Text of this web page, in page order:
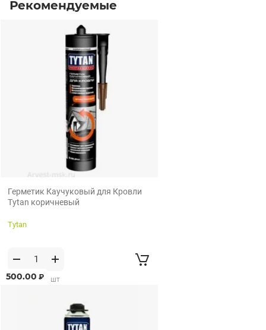
Рекомендуемые
Герметик Каучуковый для Кровли
Tytan коричневый
Tytan
500.00 ₽
от 1 шт по 1 шт